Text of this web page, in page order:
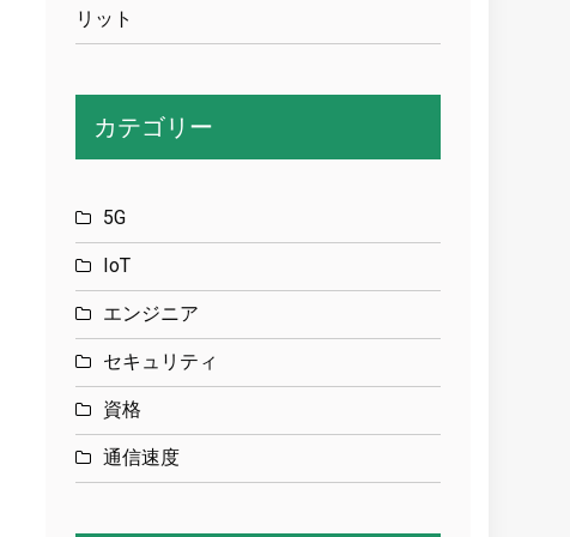
リット
カテゴリー
5G
IoT
エンジニア
セキュリティ
資格
通信速度